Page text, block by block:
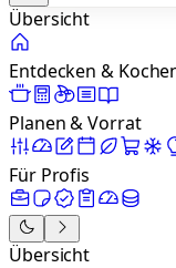
Übersicht
Entdecken &
Planen & Vorrat
Für Profis
Übersicht